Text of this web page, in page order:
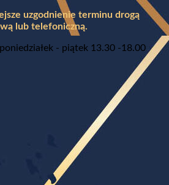
uzgodnienie terminu drogą
lub telefoniczną.
poniedziałek - piątek 13.30 -18.00